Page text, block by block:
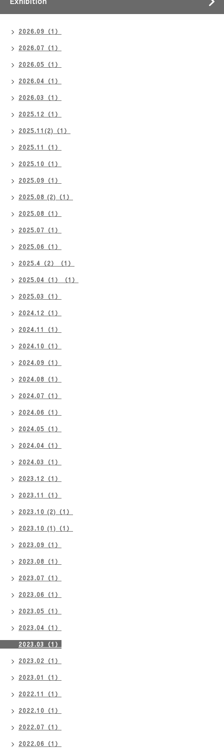
2026.09（1）
2026.07（1）
2026.05（1）
2026.04（1）
2026.03（1）
2025.12（1）
2025.11(2)（1）
2025.11（1）
2025.10（1）
2025.09（1）
2025.08 (2)（1）
2025.08（1）
2025.07（1）
2025.06（1）
2025.4（2）（1）
2025.04（1）（1）
2025.03（1）
2024.12（1）
2024.11（1）
2024.10（1）
2024.09（1）
2024.08（1）
2024.07（1）
2024.06（1）
2024.05（1）
2024.04（1）
2024.03（1）
2023.12（1）
2023.11（1）
2023.10 (2)（1）
2023.10 (1)（1）
2023.09（1）
2023.08（1）
2023.07（1）
2023.06（1）
2023.05（1）
2023.04（1）
2023.03（1）
2023.02（1）
2023.01（1）
2022.11（1）
2022.10（1）
2022.07（1）
2022.06（1）